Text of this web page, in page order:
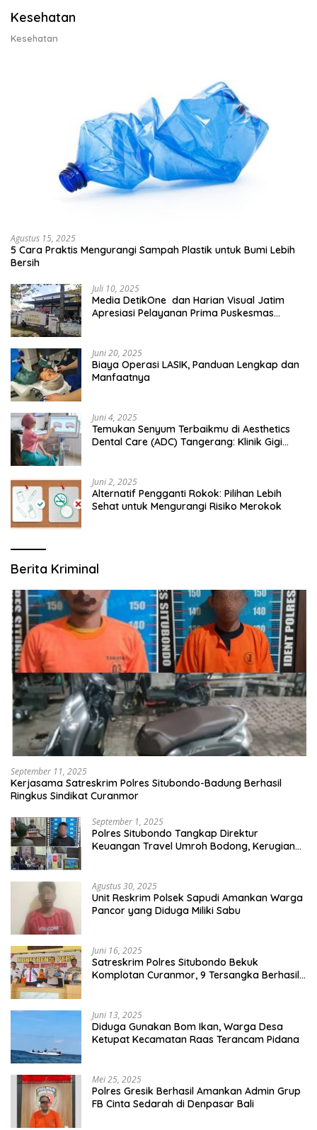
Kesehatan
Kesehatan
Agustus 15, 2025
5 Cara Praktis Mengurangi Sampah Plastik untuk Bumi Lebih
Bersih
Juli 10, 2025
Media DetikOne dan Harian Visual Jatim
Apresiasi Pelayanan Prima Puskesmas
Juni 20, 2025
Biaya Operasi LASIK, Panduan Lengkap dan
Manfaatnya
Juni 4, 2025
Temukan Senyum Terbaikmu di Aesthetics
Dental Care (ADC) Tangerang: Klinik Gigi
Juni 2, 2025
Alternatif Pengganti Rokok: Pilihan Lebih
Sehat untuk Mengurangi Risiko Merokok
Berita Kriminal
September 11, 2025
Kerjasama Satreskrim Polres Situbondo-Badung Berhasil
Ringkus Sindikat Curanmor
September 1, 2025
Polres Situbondo Tangkap Direktur
Keuangan Travel Umroh Bodong, Kerugian
Agustus 30, 2025
Unit Reskrim Polsek Sapudi Amankan Warga
Pancor yang Diduga Miliki Sabu
Juni 16, 2025
Satreskrim Polres Situbondo Bekuk
Komplotan Curanmor, 9 Tersangka Berhasil
Juni 13, 2025
Diduga Gunakan Bom Ikan, Warga Desa
Ketupat Kecamatan Raas Terancam Pidana
Mei 25, 2025
Polres Gresik Berhasil Amankan Admin Grup
FB Cinta Sedarah di Denpasar Bali